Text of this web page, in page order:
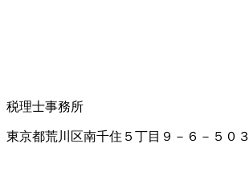
税理士事務所
東京都荒川区南千住５丁目９－６－５０３